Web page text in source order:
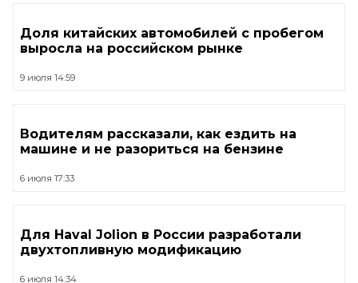
Доля китайских автомобилей с пробегом
выросла на российском рынке
9 июля 14:59
Водителям рассказали, как ездить на
машине и не разориться на бензине
6 июля 17:33
Для Haval Jolion в России разработали
двухтопливную модификацию
6 июля 14:34